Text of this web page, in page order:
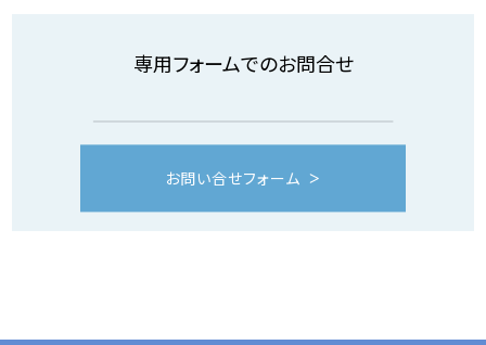
専用フォームでのお問合せ
お問い合せフォーム